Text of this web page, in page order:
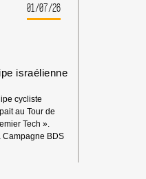
MATÉRIEL
SYNDICAL
01/07/26
israélienne
cycliste
au Tour de
Tech ».
Campagne BDS